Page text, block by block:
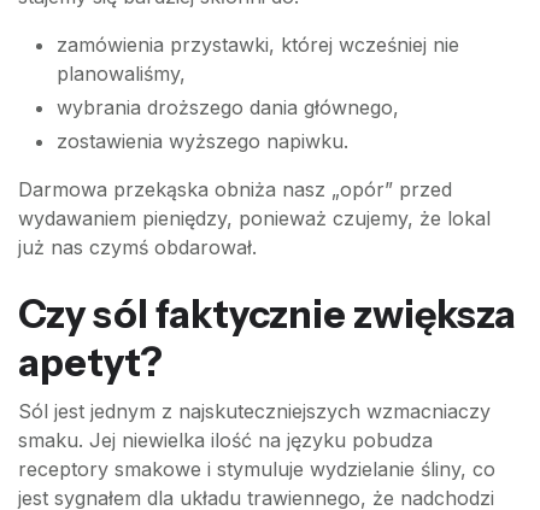
zamówienia przystawki, której wcześniej nie
planowaliśmy,
wybrania droższego dania głównego,
zostawienia wyższego napiwku.
Darmowa przekąska obniża nasz „opór” przed
wydawaniem pieniędzy, ponieważ czujemy, że lokal
już nas czymś obdarował.
Czy sól faktycznie zwiększa
apetyt?
Sól jest jednym z najskuteczniejszych wzmacniaczy
smaku. Jej niewielka ilość na języku pobudza
receptory smakowe i stymuluje wydzielanie śliny, co
jest sygnałem dla układu trawiennego, że nadchodzi